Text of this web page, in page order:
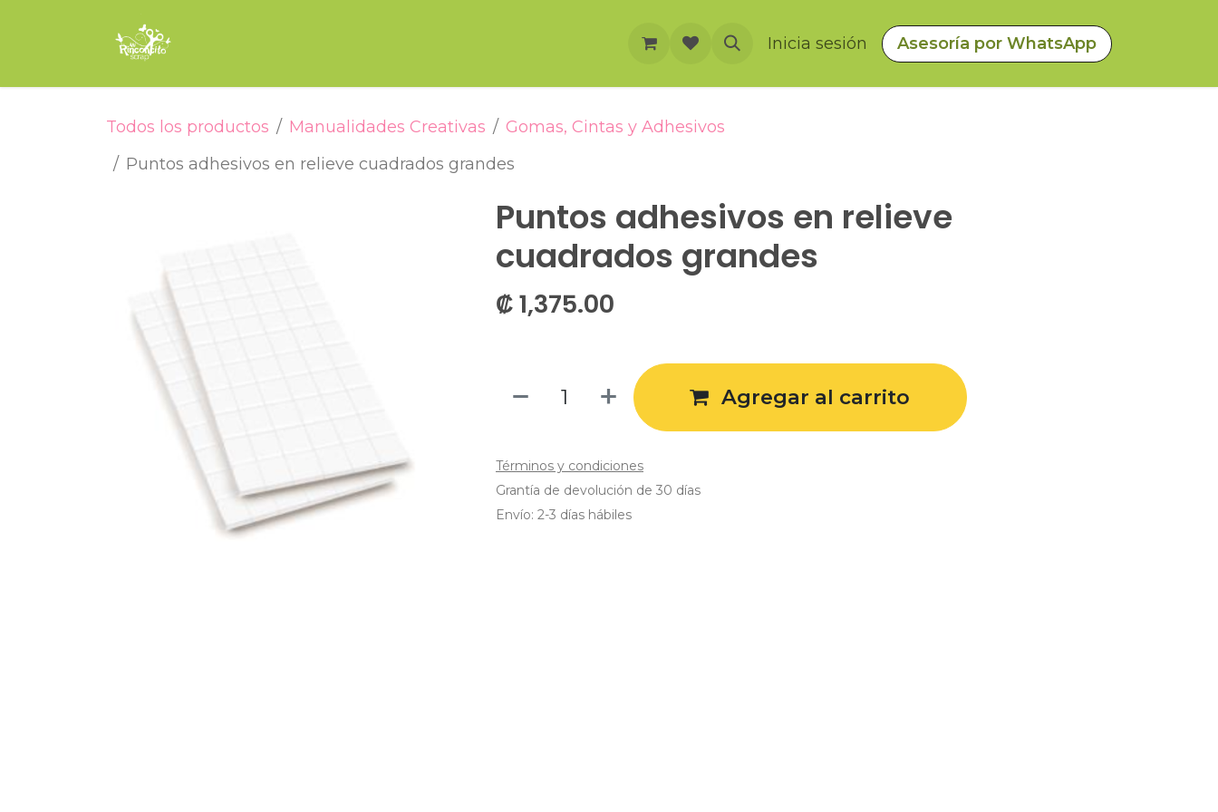
Eventos Inicia sesión Asesoría por WhatsApp
Todos los productos Manualidades Creativas
Gomas, Cintas y Adhesivos
Puntos adhesivos en relieve cuadrados grandes
Puntos adhesivos en relieve
cuadrados grandes
₡1,375.00
Agregar al carrito
Términos y condiciones
Grantía de devolución de 30 días
Envío: 2-3 días hábiles